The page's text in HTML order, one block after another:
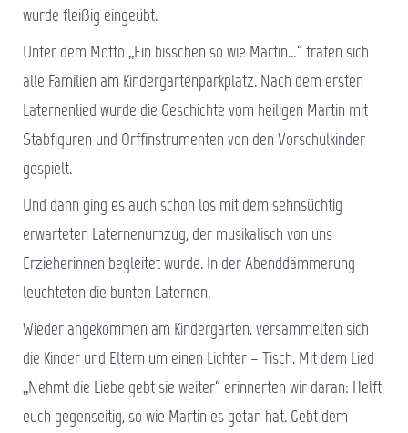
wurde fleißig eingeübt.
Unter dem Motto „Ein bisschen so wie Martin…“ trafen sich
alle Familien am Kindergartenparkplatz. Nach dem ersten
Laternenlied wurde die Geschichte vom heiligen Martin mit
Stabfiguren und Orffinstrumenten von den Vorschulkinder
gespielt.
Und dann ging es auch schon los mit dem sehnsüchtig
erwarteten Laternenumzug, der musikalisch von uns
Erzieherinnen begleitet wurde. In der Abenddämmerung
leuchteten die bunten Laternen.
Wieder angekommen am Kindergarten, versammelten sich
die Kinder und Eltern um einen Lichter – Tisch. Mit dem Lied
„Nehmt die Liebe gebt sie weiter“ erinnerten wir daran: Helft
euch gegenseitig, so wie Martin es getan hat. Gebt dem